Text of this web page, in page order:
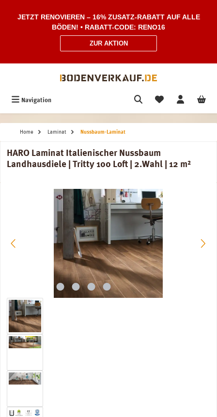
JETZT RENOVIEREN – 16% ZUSATZ-RABATT AUF ALLE
BÖDEN! • RABATT-CODE: RENO16
ZUR AKTION
Navigation
Home Laminat Nussbaum-Laminat
HARO Laminat Italienischer Nussbaum
Landhausdiele | Tritty 100 Loft | 2.Wahl | 12 m²
Bildergalerie überspringen